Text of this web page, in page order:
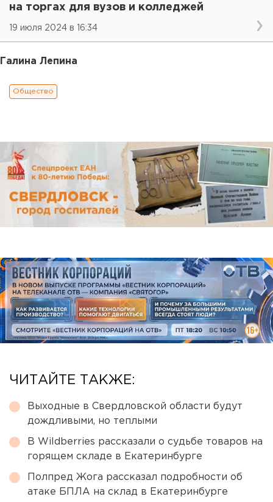
на торгах для вузов и колледжей
19 июля 2024 в 16:34
Галина Лепина
Общество
ЧИТАЙТЕ ТАКЖЕ:
Выходные в Свердловской области будут
дождливыми, но теплыми
В Wildberries рассказали о судьбе товаров на
горящем складе в Екатеринбурге
Полпред Жога рассказал подробности об
атаке БПЛА на склад в Екатеринбурге